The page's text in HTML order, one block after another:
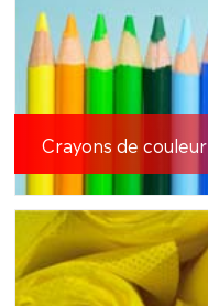
Crayons de couleur